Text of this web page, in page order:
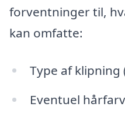
forventninger til,
kan omfatte:
Type af
Eventuel